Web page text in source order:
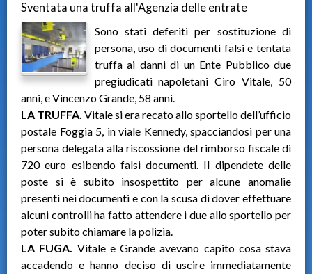
Sventata una truffa all'Agenzia delle entrate
Sono stati deferiti per sostituzione di
persona, uso di documenti falsi e tentata
truffa ai danni di un Ente Pubblico due
pregiudicati napoletani Ciro Vitale, 50
anni, e Vincenzo Grande, 58 anni.
LA TRUFFA. Vitale si era recato allo sportello dell’ufficio
postale Foggia 5, in viale Kennedy, spacciandosi per una
persona delegata alla riscossione del rimborso fiscale di
720 euro esibendo falsi documenti. Il dipendete delle
poste si è subito insospettito per alcune anomalie
presenti nei documenti e con la scusa di dover effettuare
alcuni controlli ha fatto attendere i due allo sportello per
poter subito chiamare la polizia.
LA FUGA. Vitale e Grande avevano capito cosa stava
accadendo e hanno deciso di uscire immediatamente